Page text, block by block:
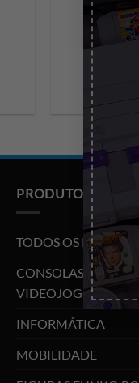
P/
91
PRODUTOS
TODOS OS
CONSOLAS E
VIDEOJOGOS
INFORMÁTICA
MOBILIDADE